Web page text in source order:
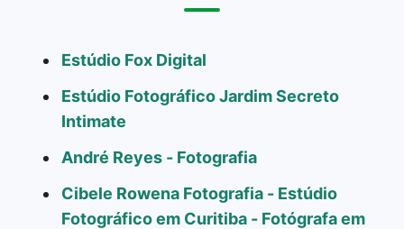
Estúdio Fox Digital
Estúdio Fotográfico Jardim Secreto
Intimate
André Reyes - Fotografia
Cibele Rowena Fotografia - Estúdio
Fotográfico em Curitiba - Fotógrafa em